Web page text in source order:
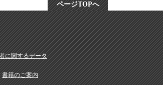
ページTOPへ
に関するデータ
書籍のご案内